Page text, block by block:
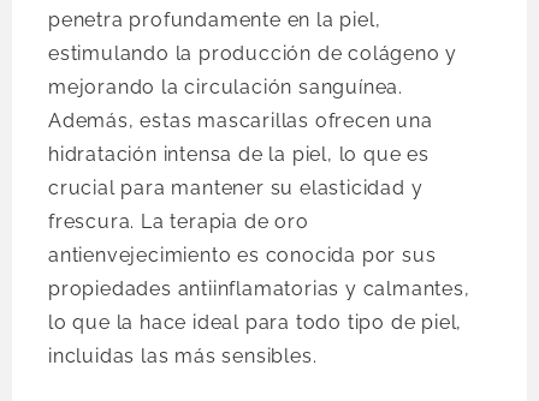
penetra profundamente en la piel,
estimulando la producción de colágeno y
mejorando la circulación sanguínea.
Además, estas mascarillas ofrecen una
hidratación intensa de la piel, lo que es
crucial para mantener su elasticidad y
frescura. La terapia de oro
antienvejecimiento es conocida por sus
propiedades antiinflamatorias y calmantes,
lo que la hace ideal para todo tipo de piel,
incluidas las más sensibles.